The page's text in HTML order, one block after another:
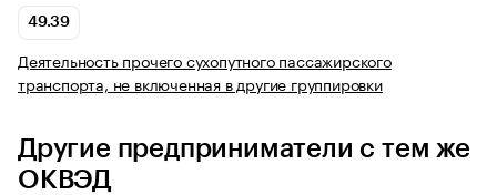
49.39
Деятельность прочего сухопутного пассажирского
транспорта, не включенная в другие группировки
Другие предприниматели с тем же
ОКВЭД